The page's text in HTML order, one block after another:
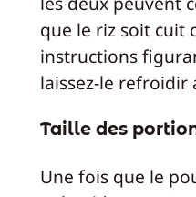
que le riz soit cuit
instructions
laissez-le refroidir
Taille des
Une fois que le